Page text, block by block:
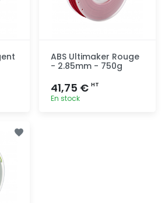
ABS Ultimaker Rouge
- 2.85mm - 750g
41,75 € HT
En stock